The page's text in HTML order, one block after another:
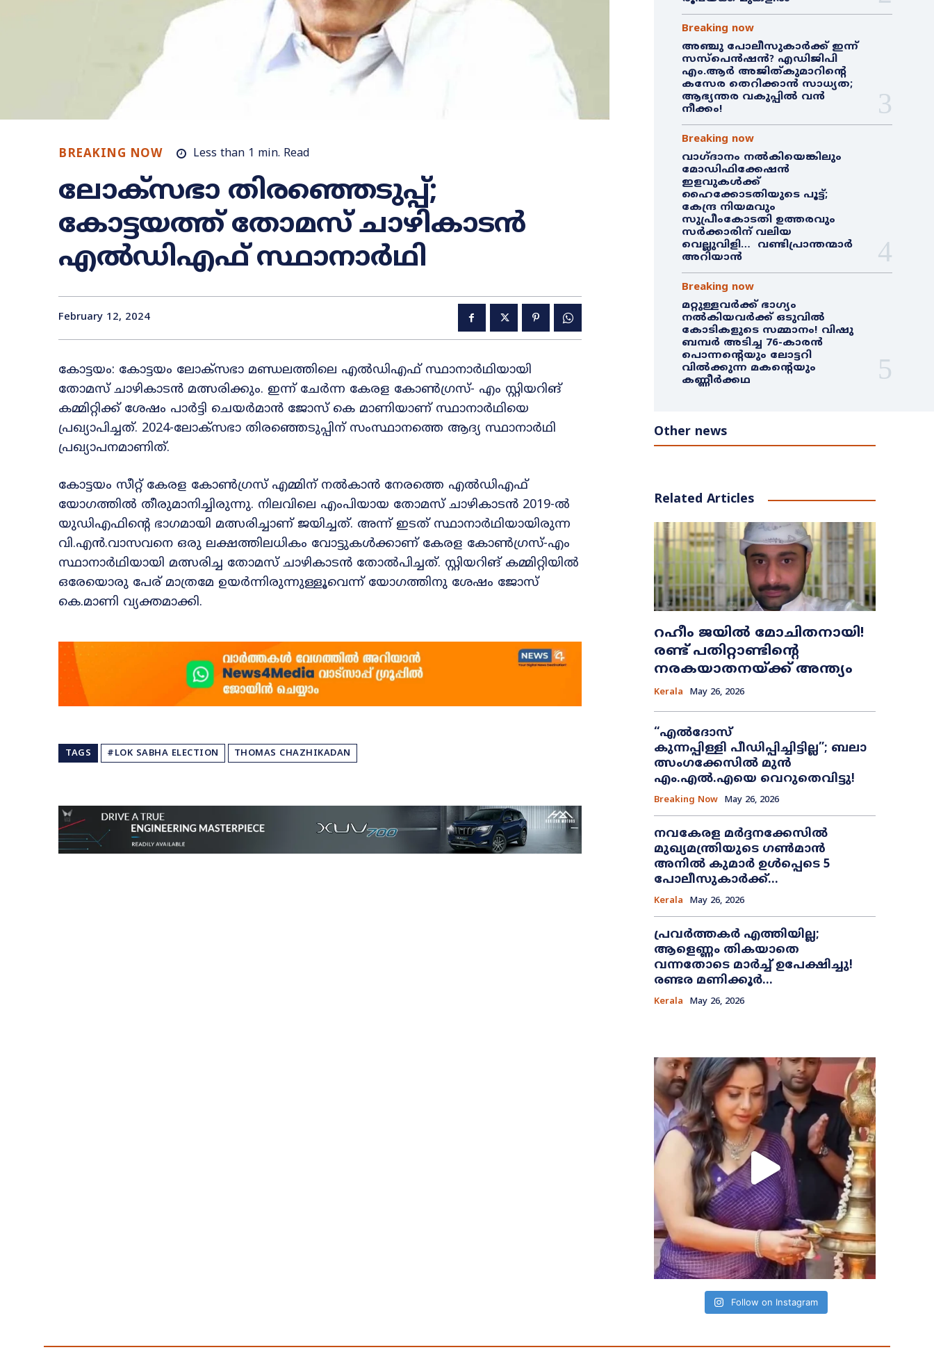
BREAKING NOW Less than 1 min. Read
ലോക്സഭാ തിരഞ്ഞെടുപ്പ്;
കോട്ടയത്ത് തോമസ് ചാഴികാടന്‍
എല്‍ഡിഎഫ് സ്ഥാനാര്‍ഥി
February 12, 2024
കോട്ടയം: കോട്ടയം ലോക്‌സഭാ മണ്ഡലത്തിലെ എല്‍ഡിഎഫ് സ്ഥാനാര്‍ഥിയായി
തോമസ് ചാഴികാടന്‍ മത്സരിക്കും. ഇന്ന് ചേര്‍ന്ന കേരള കോണ്‍ഗ്രസ്- എം സ്റ്റിയറിങ്
കമ്മിറ്റിക്ക് ശേഷം പാര്‍ട്ടി ചെയര്‍മാന്‍ ജോസ് കെ മാണിയാണ് സ്ഥാനാര്‍ഥിയെ
പ്രഖ്യാപിച്ചത്. 2024-ലോക്‌സഭാ തിരഞ്ഞെടുപ്പിന് സംസ്ഥാനത്തെ ആദ്യ സ്ഥാനാര്‍ഥി
പ്രഖ്യാപനമാണിത്.
കോട്ടയം സീറ്റ് കേരള കോണ്‍ഗ്രസ് എമ്മിന് നല്‍കാന്‍ നേരത്തെ എല്‍ഡിഎഫ്
യോഗത്തില്‍ തീരുമാനിച്ചിരുന്നു. നിലവിലെ എംപിയായ തോമസ് ചാഴികാടൻ 2019-ല്‍
യുഡിഎഫിന്റെ ഭാഗമായി മത്സരിച്ചാണ് ജയിച്ചത്. അന്ന് ഇടത് സ്ഥാനാര്‍ഥിയായിരുന്ന
വി.എന്‍.വാസവനെ ഒരു ലക്ഷത്തിലധികം വോട്ടുകള്‍ക്കാണ് കേരള കോണ്‍ഗ്രസ്-എം
സ്ഥാനാര്‍ഥിയായി മത്സരിച്ച തോമസ് ചാഴികാടന്‍ തോല്‍പിച്ചത്‌. സ്റ്റിയറിങ് കമ്മിറ്റിയില്‍
ഒരേയൊരു പേര് മാത്രമേ ഉയര്‍ന്നിരുന്നുള്ളൂവെന്ന് യോഗത്തിനു ശേഷം ജോസ്
കെ.മാണി വ്യക്തമാക്കി.
TAGS #LOK SABHA ELECTION THOMAS CHAZHIKADAN
Breaking now
അഞ്ചു പോലീസുകാർക്ക് ഇന്ന്
സസ്‌പെൻഷൻ? എഡിജിപി
എം.ആർ അജിത്കുമാറിൻ്റെ
കസേര തെറിക്കാൻ സാധ്യത;
ആഭ്യന്തര വകുപ്പിൽ വൻ
നീക്കം!
Breaking now
വാഗ്ദാനം നൽകിയെങ്കിലും
മോഡിഫിക്കേഷൻ
ഇളവുകൾക്ക്
ഹൈക്കോടതിയുടെ പൂട്ട്;
കേന്ദ്ര നിയമവും
സുപ്രീംകോടതി ഉത്തരവും
സർക്കാരിന് വലിയ
വെല്ലുവിളി… വണ്ടിപ്രാന്തന്മാർ
അറിയാൻ
Breaking now
മറ്റുള്ളവർക്ക് ഭാഗ്യം
നൽകിയവർക്ക് ഒടുവിൽ
കോടികളുടെ സമ്മാനം! വിഷു
ബമ്പർ അടിച്ച 76-കാരൻ
പൊന്നന്റെയും ലോട്ടറി
വിൽക്കുന്ന മകന്റെയും
കണ്ണീർക്കഥ
Other news
Related Articles
റഹീം ജയിൽ മോചിതനായി!
രണ്ട് പതിറ്റാണ്ടിന്റെ
നരകയാതനയ്ക്ക് അന്ത്യം
Kerala May 26, 2026
“എൽദോസ്
കുന്നപ്പിള്ളി പീഡിപ്പിച്ചിട്ടില്ല”; ബലാ
ത്സംഗക്കേസിൽ മുൻ
എം.എൽ.എയെ വെറുതെവിട്ടു!
Breaking Now May 26, 2026
നവകേരള മർദ്ദനക്കേസിൽ
മുഖ്യമന്ത്രിയുടെ ഗൺമാൻ
അനിൽ കുമാർ ഉൾപ്പെടെ 5
പോലീസുകാർക്ക്...
Kerala May 26, 2026
പ്രവർത്തകർ എത്തിയില്ല;
ആളെണ്ണം തികയാതെ
വന്നതോടെ മാർച്ച് ഉപേക്ഷിച്ചു!
രണ്ടര മണിക്കൂർ...
Kerala May 26, 2026
Follow on Instagram